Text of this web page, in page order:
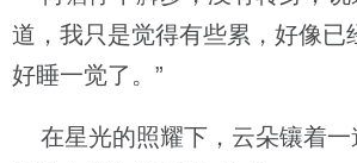
道，我只是觉得有些累，好像已
好睡一觉了。”
在星光的照耀下，云朵镶着一